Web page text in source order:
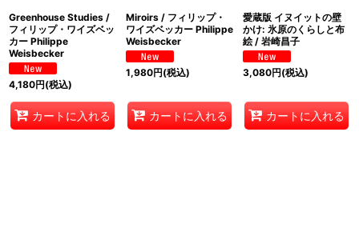
Greenhouse Studies /
フィリップ・ワイズベッ
カー Philippe
Weisbecker
4,180円(税込)
カートに入れる
Miroirs / フィリップ・
ワイズベッカー Philippe
Weisbecker
1,980円(税込)
カートに入れる
愛蔵版 イヌイットの壁
かけ: 氷原のくらしと布
絵 / 岩崎昌子
3,080円(税込)
カートに入れる